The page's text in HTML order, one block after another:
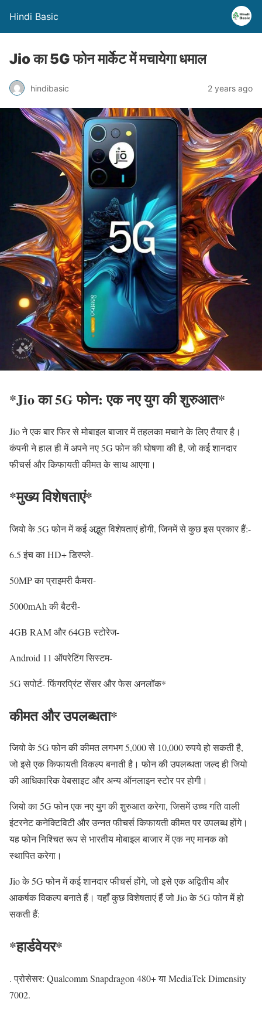
Hindi Basic
Jio का 5G फोन मार्केट में मचायेगा धमाल
hindibasic 2 years ago
*Jio का 5G फोन: एक नए युग की शुरुआत*
Jio ने एक बार फिर से मोबाइल बाजार में तहलका मचाने के लिए तैयार है।
कंपनी ने हाल ही में अपने नए 5G फोन की घोषणा की है, जो कई शानदार
फीचर्स और किफायती कीमत के साथ आएगा।
*मुख्य विशेषताएं*
जियो के 5G फोन में कई अद्भुत विशेषताएं होंगी, जिनमें से कुछ इस प्रकार हैं:-
6.5 इंच का HD+ डिस्प्ले-
50MP का प्राइमरी कैमरा-
5000mAh की बैटरी-
4GB RAM और 64GB स्टोरेज-
Android 11 ऑपरेटिंग सिस्टम-
5G सपोर्ट- फिंगरप्रिंट सेंसर और फेस अनलॉक*
कीमत और उपलब्धता*
जियो के 5G फोन की कीमत लगभग 5,000 से 10,000 रुपये हो सकती है,
जो इसे एक किफायती विकल्प बनाती है। फोन की उपलब्धता जल्द ही जियो
की आधिकारिक वेबसाइट और अन्य ऑनलाइन स्टोर पर होगी।
जियो का 5G फोन एक नए युग की शुरुआत करेगा, जिसमें उच्च गति वाली
इंटरनेट कनेक्टिविटी और उन्नत फीचर्स किफायती कीमत पर उपलब्ध होंगे।
यह फोन निश्चित रूप से भारतीय मोबाइल बाजार में एक नए मानक को
स्थापित करेगा।
Jio के 5G फोन में कई शानदार फीचर्स होंगे, जो इसे एक अद्वितीय और
आकर्षक विकल्प बनाते हैं। यहाँ कुछ विशेषताएं हैं जो Jio के 5G फोन में हो
सकती हैं:
*हार्डवेयर*
. प्रोसेसर: Qualcomm Snapdragon 480+ या MediaTek Dimensity
7002.